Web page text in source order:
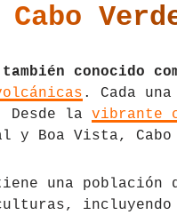
del Norte
Cabo
conocido
. Cada
la vibrante
y Boa Vista,
tiene una